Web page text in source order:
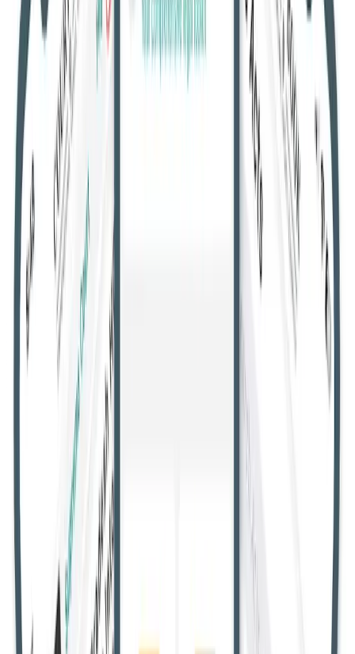
सभी उच्च न्यायालय गुजरात उच्च न्यायालय
मणिपुर
उच्च न्यायालय
मद्रास उच्च न्यायालय
केरल उच्च
न्यायालय
कर्नाटक उच्च न्यायालय
जम्मू और कश्मीर
व लद्दाख उच्च न्यायालय
गुवाहाटी उच्च न्यायालय
कलकत्ता उच्च न्यायालय
इलाहाबाद उच्च न्यायालय
पंजाब और हरियाणा उच्च न्यायालय
तेलंगाना उच्च न्यायालय
उपभोक्ता मामले
एआईबीई एवं नियुक्ति
जजमेंट
दिल्ली हाईकोर्ट ने नाबालिगों के साथ यौन
अपराध मामले में दोषसिद्धि बरकरार रखी,